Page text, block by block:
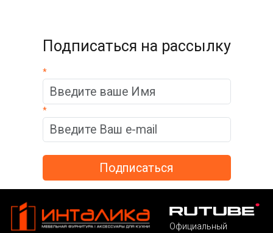
Подписаться на рассылку
*
*
Официальный